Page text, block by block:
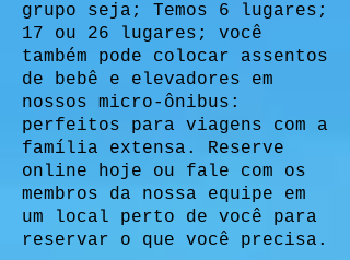
grupo seja; Temos 6 lugares;
17 ou 26 lugares; você
também pode colocar assentos
de bebê e elevadores em
nossos micro-ônibus:
perfeitos para viagens com a
família extensa. Reserve
online hoje ou fale com os
membros da nossa equipe em
um local perto de você para
reservar o que você precisa.